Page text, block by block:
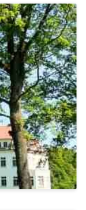
Ernährung
Ab 1.435€